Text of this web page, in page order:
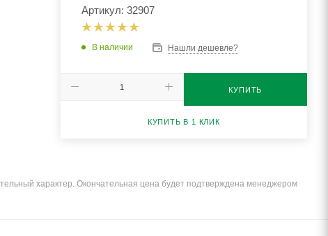
Артикул: 32907
В наличии Нашли дешевле?
КУПИТЬ
КУПИТЬ В 1 КЛИК
характер. Окончательная цена будет подтверждена менеджером